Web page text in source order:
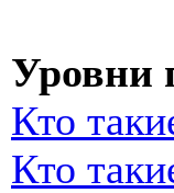
Уровни
Кто
Кто